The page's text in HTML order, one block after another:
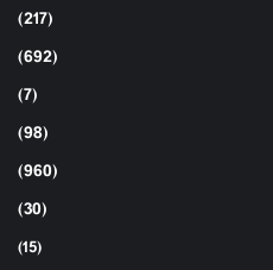
(217)
(692)
(7)
(98)
(960)
(30)
(15)